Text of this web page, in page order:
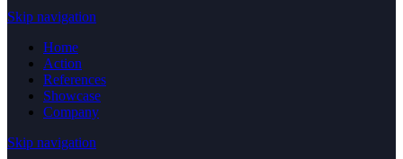
Skip navigation
Home
Action
References
Showcase
Company
Skip navigation